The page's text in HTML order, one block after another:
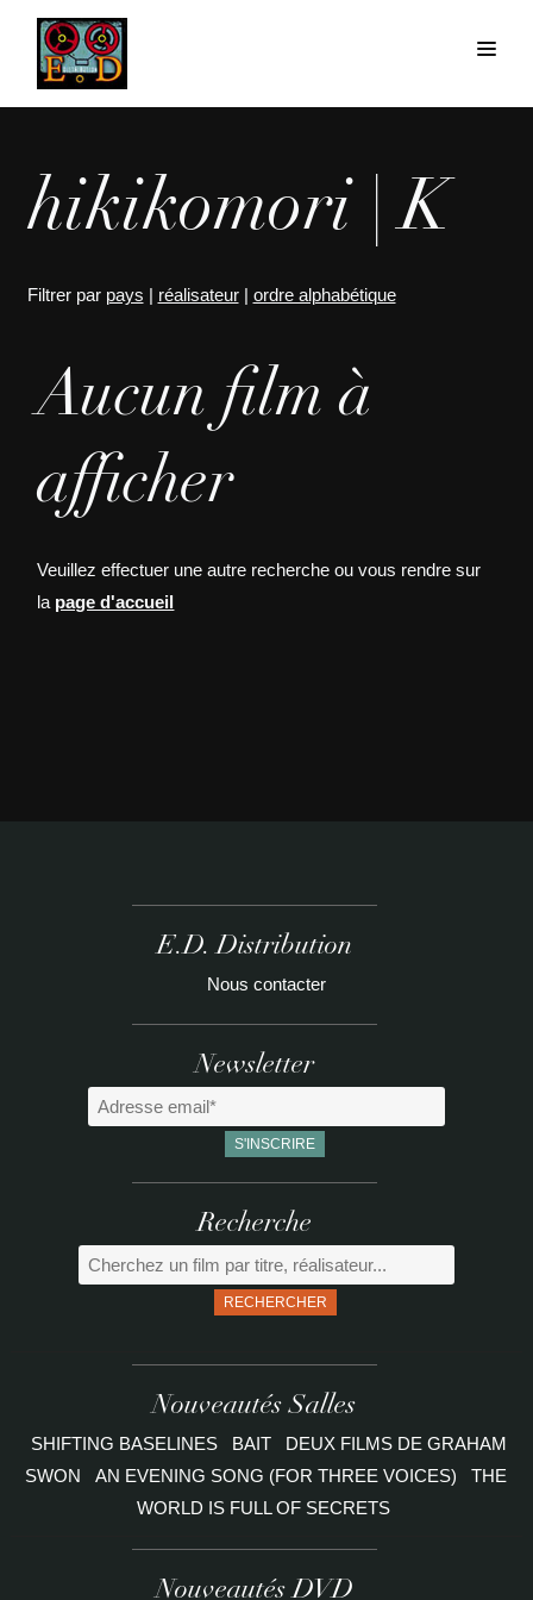
hikikomori | K
Filtrer par pays | réalisateur| ordre alphabétique
Aucun film à
afficher
Veuillez effectuer une autre recherche ou vous rendre sur
la page d'accueil
E.D. Distribution
Nous contacter
Newsletter
Recherche
RECHERCHER
Nouveautés Salles
SHIFTING BASELINES BAIT
DEUX FILMS DE GRAHAM
SWON
AN EVENING SONG (FOR THREE VOICES)
THE
WORLD IS FULL OF SECRETS
Nouveautés DVD